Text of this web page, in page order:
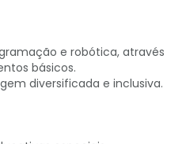
e robótica, através
básicos.
diversificada e inclusiva.